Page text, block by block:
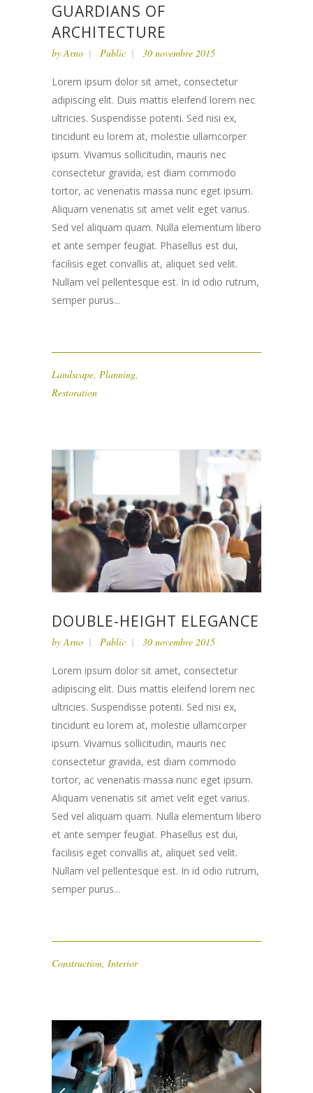
GUARDIANS OF
ARCHITECTURE
by Arno Public 30 novembre 2015
Lorem ipsum dolor sit amet, consectetur
adipiscing elit. Duis mattis eleifend lorem nec
ultricies. Suspendisse potenti. Sed nisi ex,
tincidunt eu lorem at, molestie ullamcorper
ipsum. Vivamus sollicitudin, mauris nec
consectetur gravida, est diam commodo
tortor, ac venenatis massa nunc eget ipsum.
Aliquam venenatis sit amet velit eget varius.
Sed vel aliquam quam. Nulla elementum libero
et ante semper feugiat. Phasellus est dui,
facilisis eget convallis at, aliquet sed velit.
Nullam vel pellentesque est. In id odio rutrum,
semper purus...
Landscape Planning
Restoration
DOUBLE-HEIGHT ELEGANCE
byArno Public 30 novembre 2015
Lorem ipsum dolor sit amet, consectetur
adipiscing elit. Duis mattis eleifend lorem nec
ultricies. Suspendisse potenti. Sed nisi ex,
tincidunt eu lorem at, molestie ullamcorper
ipsum. Vivamus sollicitudin, mauris nec
consectetur gravida, est diam commodo
tortor, ac venenatis massa nunc eget ipsum.
Aliquam venenatis sit amet velit eget varius.
Sed vel aliquam quam. Nulla elementum libero
et ante semper feugiat. Phasellus est dui,
facilisis eget convallis at, aliquet sed velit.
Nullam vel pellentesque est. In id odio rutrum,
semper purus...
Construction, Interior